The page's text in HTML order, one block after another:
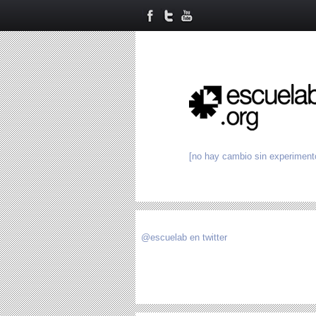
[no hay cambio sin
@escuelab en twitter